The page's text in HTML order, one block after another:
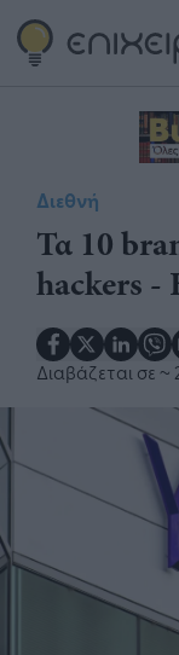
Διεθνή
Τα 10
hackers -
Διαβάζεται σε ~